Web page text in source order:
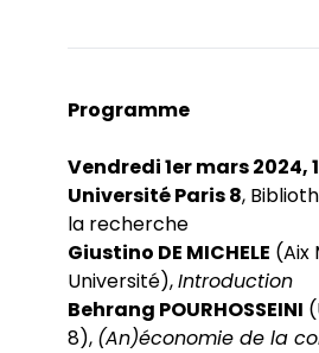
Programme
Vendredi 1er mars 2024,
Université Paris 8,
la recherche
Giustino DE MICHELE (Aix
Université),Introduction
Behrang POURHOSSEINI
8), (An)économie de la